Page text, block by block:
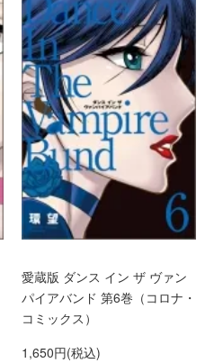
愛蔵版 ダンス イン ザ ヴァン
パイアバンド 第6巻（コロナ・
コミックス）
1,650円(税込)